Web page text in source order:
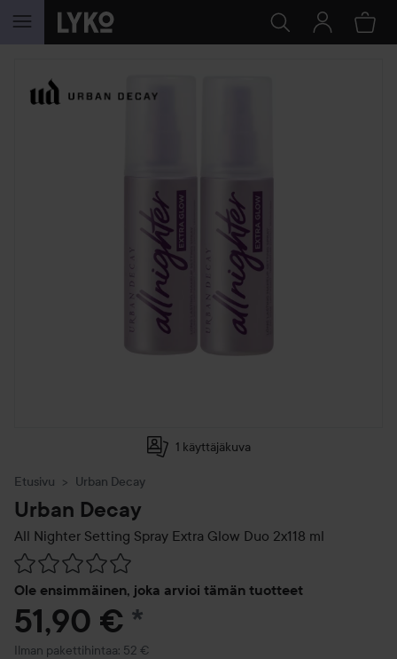
SIIRTYÄ JHK SISÄLTÖÖN
1 käyttäjäkuva
Etusivu Urban Decay
Urban Decay
All Nighter Setting Spray Extra Glow Duo 2x118 ml
Ole ensimmäinen, joka arvioi tämän tuotteet
Siirtyä jhk Arvosana & kommentit
51,90 € *
Ilman pakettihintaa: 52 €